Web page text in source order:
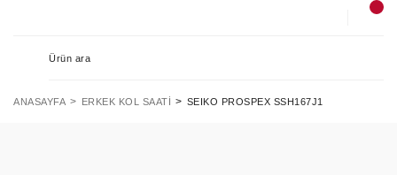
ANASAYFA ERKEK KOL SAATI SEIKO PROSPEX SSH167J1